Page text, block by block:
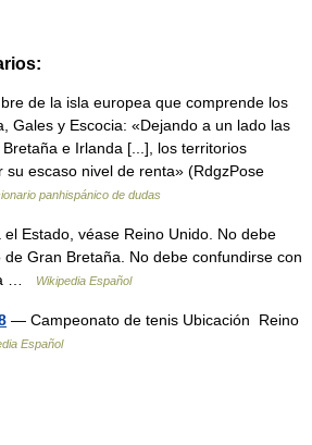
de la isla europea que comprende los
Gales y Escocia: «Dejando a un lado las
e Irlanda [...], los territorios
su escaso nivel de renta» (RdgzPose
panhispánico de dudas
Estado, véase Reino Unido. No debe
Gran Bretaña. No debe confundirse con
…
Wikipedia Español
— Campeonato de tenis Ubicación Reino
Español